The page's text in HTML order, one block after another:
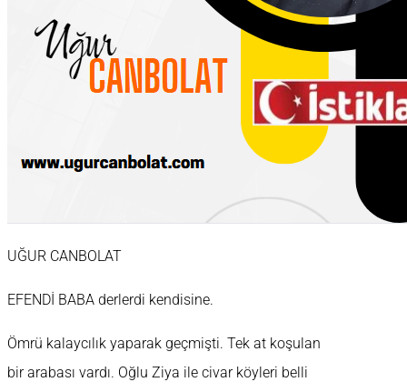
UĞUR CANBOLAT
EFENDİ BABA derlerdi kendisine.
Ömrü kalaycılık yaparak geçmişti. Tek at koşulan
bir arabası vardı. Oğlu Ziya ile civar köyleri belli